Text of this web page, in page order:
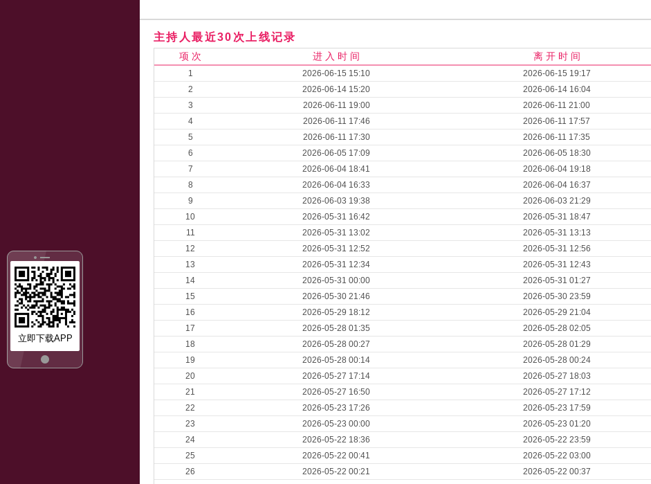
立即下载APP
主持人最近30次上线记录
项 次 进 入 时 间 离 开 时 间
1 2026-06-15 15:10 2026-06-15 19:17
2
2026-06-14 15:20 2026-06-14 16:04
3
2026-06-11 19:00 2026-06-11 21:00
4
2026-06-11 17:46 2026-06-11 17:57
5
2026-06-11 17:30 2026-06-11 17:35
6
2026-06-05 17:09 2026-06-05 18:30
7
2026-06-04 18:41 2026-06-04 19:18
8
2026-06-04 16:33 2026-06-04 16:37
9
2026-06-03 19:38 2026-06-03 21:29
10
2026-05-31 16:42 2026-05-31 18:47
11
2026-05-31 13:02 2026-05-31 13:13
12
2026-05-31 12:52 2026-05-31 12:56
13
2026-05-31 12:34 2026-05-31 12:43
14
2026-05-31 00:00 2026-05-31 01:27
15
2026-05-30 21:46 2026-05-30 23:59
16
2026-05-29 18:12 2026-05-29 21:04
17
2026-05-28 01:35 2026-05-28 02:05
18
2026-05-28 00:27 2026-05-28 01:29
19
2026-05-28 00:14 2026-05-28 00:24
20
2026-05-27 17:14 2026-05-27 18:03
21
2026-05-27 16:50 2026-05-27 17:12
22
2026-05-23 17:26 2026-05-23 17:59
23
2026-05-23 00:00 2026-05-23 01:20
24
2026-05-22 18:36 2026-05-22 23:59
25
2026-05-22 00:41 2026-05-22 03:00
26
2026-05-22 00:21 2026-05-22 00:37